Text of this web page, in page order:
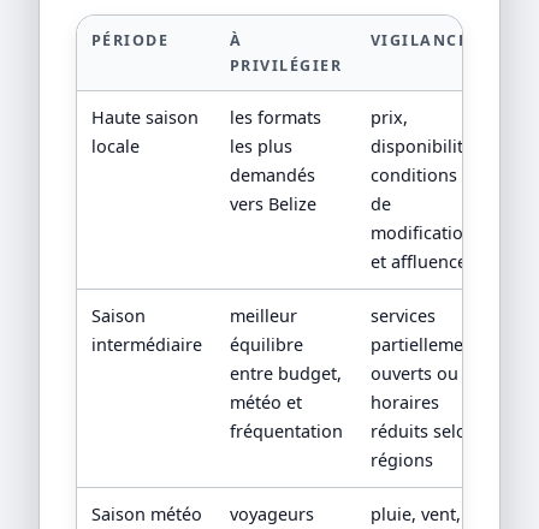
PÉRIODE
À
PRIVILÉGIER
VIGILANCE
Haute saison
locale
les formats
les plus
demandés
vers Belize
prix,
disponibilité,
conditions
de
modification
et affluence
Saison
intermédiaire
meilleur
équilibre
entre budget,
météo et
fréquentation
services
partiellement
ouverts ou
horaires
réduits selon
régions
Saison météo
voyageurs
pluie, vent,